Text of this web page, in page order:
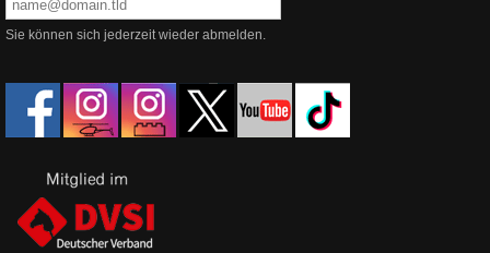
Sie können sich jederzeit wieder abmelden.